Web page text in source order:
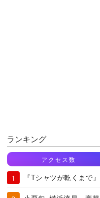
ランキング
アクセス数
『Tシャツが乾くまで